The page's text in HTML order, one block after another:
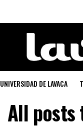
UNIVERSIDAD DE LAVACA
All posts